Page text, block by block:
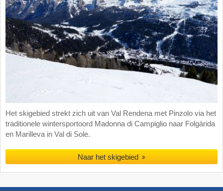
Het skigebied strekt zich uit van Val Rendena met Pinzolo via het
traditionele wintersportoord Madonna di Campiglio naar Folgàrida
en Marilleva in Val di Sole.
Naar het skigebied